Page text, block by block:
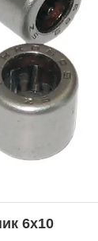
6х10